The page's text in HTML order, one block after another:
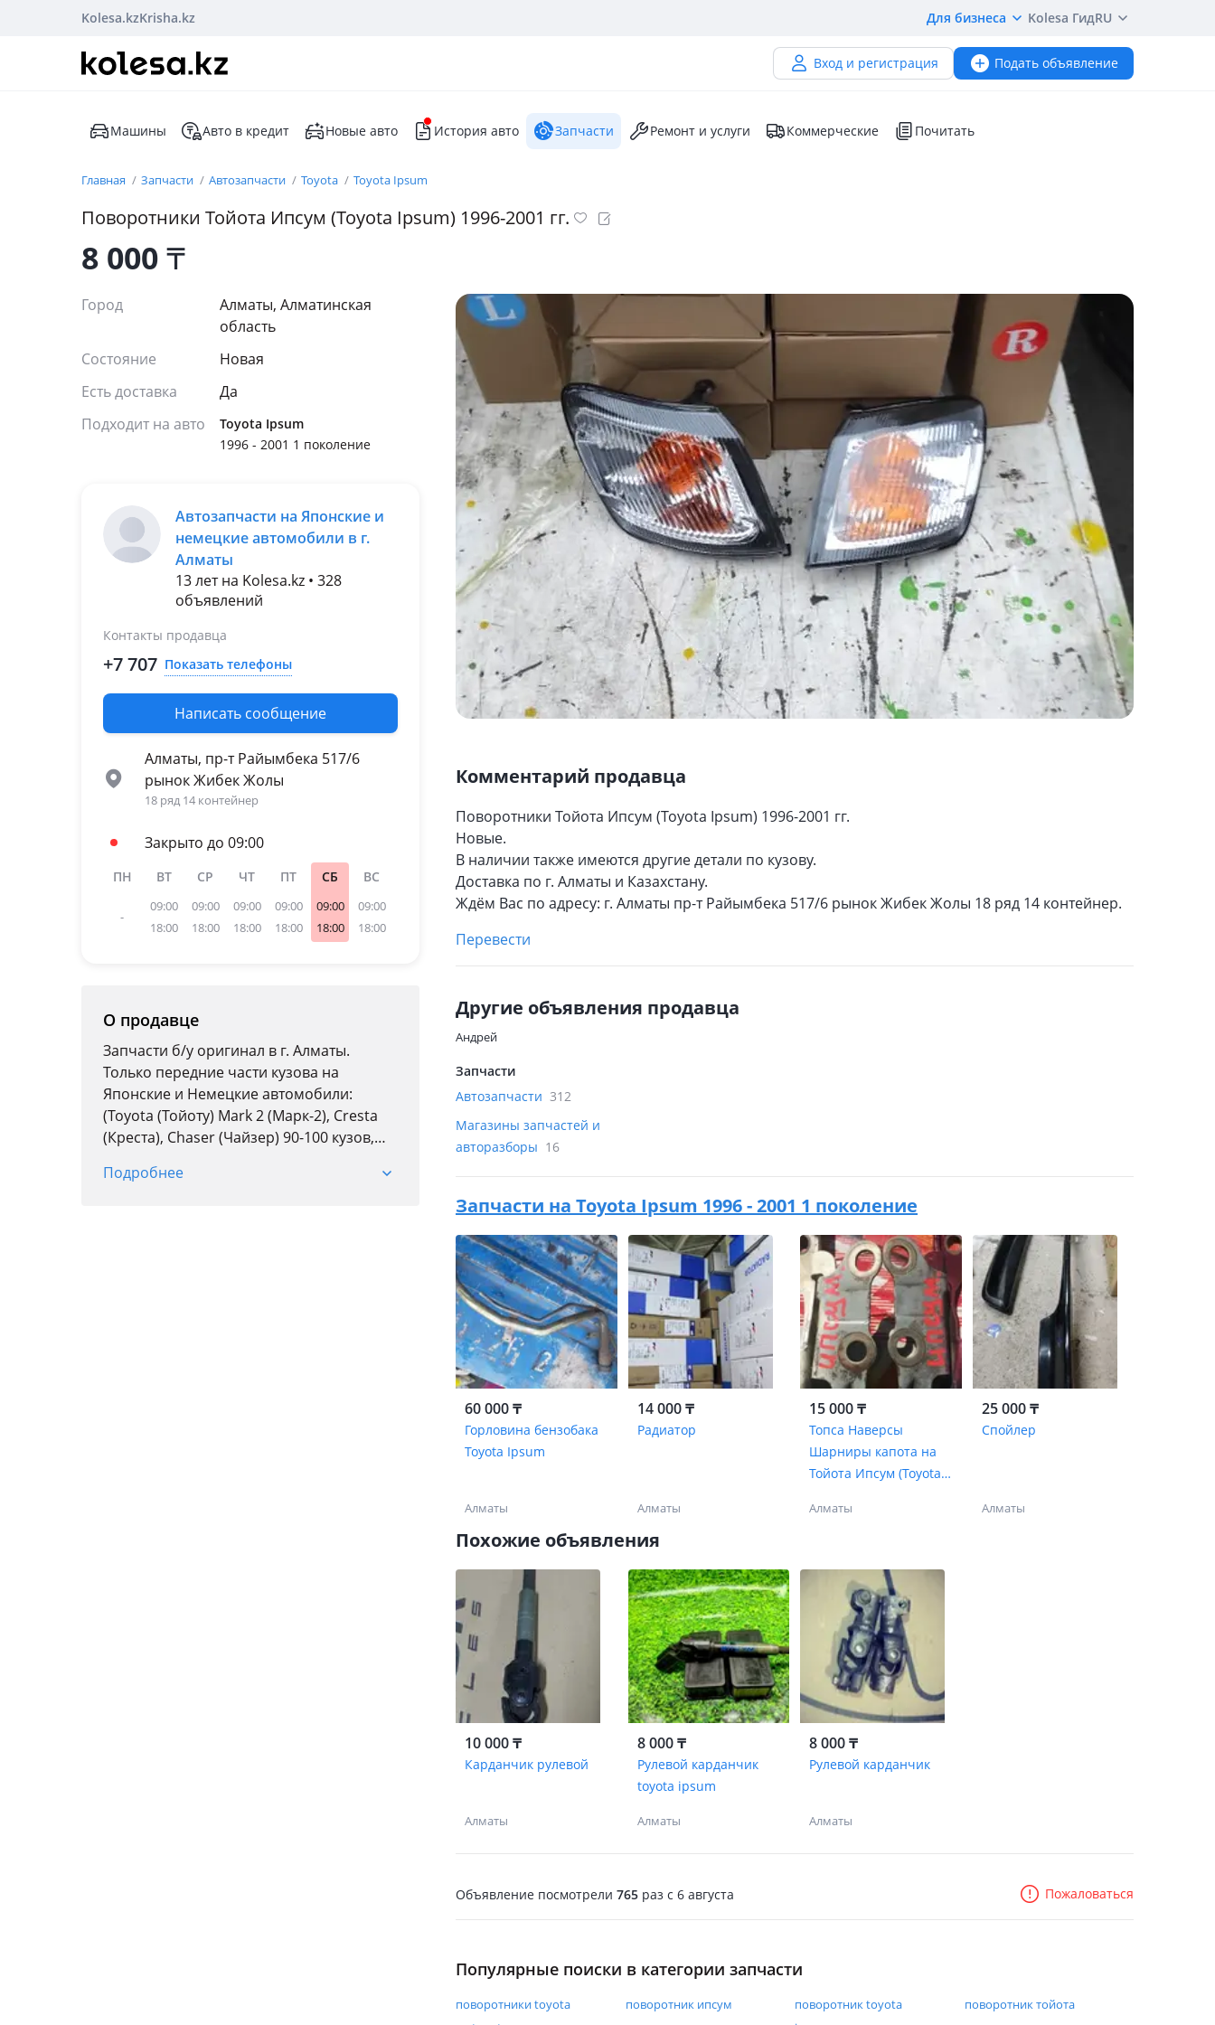
Kolesa.kzKrisha.kz Для бизнеса Kolesa ГидRU
Вход и регистрация Подать объявление
Машины Авто в кредит Новые авто История авто Запчасти Ремонт и услуги Коммерческие Почитать
Главная Запчасти Автозапчасти Toyota Toyota Ipsum
Поворотники Тойота Ипсум (Toyota Ipsum) 1996-2001 гг.
8 000₸
Город
Алматы, Алматинская
область
Состояние
Новая
Есть доставка
Да
Подходит на авто
Toyota Ipsum
1996 - 2001 1 поколение
Автозапчасти на Японские и
немецкие автомобили в г.
Алматы
13 лет на Kolesa.kz • 328
объявлений
Контакты продавца
+7 707 Показать телефоны
Написать сообщение
Алматы, пр-т Райымбека 517/6
рынок Жибек Жолы
18 ряд 14 контейнер
Закрыто до 09:00
ПН
-
ВТ
09:00
18:00
СР
09:00
18:00
ЧТ
09:00
18:00
ПТ
09:00
18:00
СБ
09:00
18:00
ВС
09:00
18:00
О продавце
Запчасти б/у оригинал в г. Алматы.
Только передние части кузова на
Японские и Немецкие автомобили:
(Toyota (Тойоту) Mark 2 (Марк-2), Cresta
(Креста), Chaser (Чайзер) 90-100 кузов,
Avensis, Caldina, Camry, Camry Gracia,
Подробнее
Комментарий продавца
Поворотники Тойота Ипсум (Toyota Ipsum) 1996-2001 гг.
Новые.
В наличии также имеются другие детали по кузову.
Доставка по г. Алматы и Казахстану.
Ждём Вас по адресу: г. Алматы пр-т Райымбека 517/6 рынок Жибек Жолы 18 ряд 14 контейнер.
Перевести
Другие объявления продавца
Андрей
Запчасти
Автозапчасти 312
Магазины запчастей и
авторазборы 16
Запчасти на Toyota Ipsum 1996 - 2001 1 поколение
60 000 ₸
Горловина бензобака
Toyota Ipsum
Алматы
14 000 ₸
Радиатор
Алматы
15 000 ₸
Топса Наверсы
Шарниры капота на
Тойота Ипсум (Toyota
Алматы
25 000 ₸
Спойлер
Алматы
Похожие объявления
10 000 ₸
Карданчик рулевой
Алматы
8 000 ₸
Рулевой карданчик
toyota ipsum
Алматы
8 000 ₸
Рулевой карданчик
Алматы
Объявление посмотрели 765 раз c 6 августа Пожаловаться
Популярные поиски в категории запчасти
поворотники toyota поворотник ипсум поворотник toyota
поворотник тойота